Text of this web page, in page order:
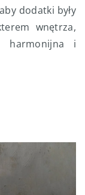
dodatki były
wnętrza,
harmonijna i